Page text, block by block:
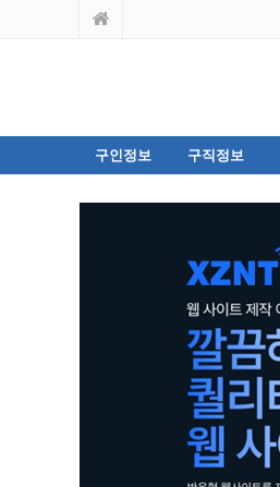
구인정보 구직정보